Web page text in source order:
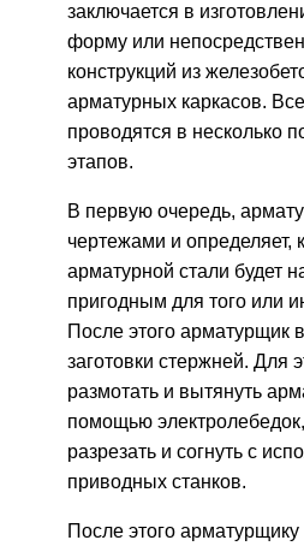
заключается в
форму или
конструкций из
арматурных каркасов.
проводятся в несколько
этапов.
В первую очередь,
чертежами и определяет,
арматурной стали будет
пригодным для того или
После этого арматурщик
заготовки стержней. Для
размотать и вытянуть
помощью
разрезать и согнуть с
приводных станков.
После этого